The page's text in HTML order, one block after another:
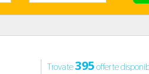
Trovate395offerte